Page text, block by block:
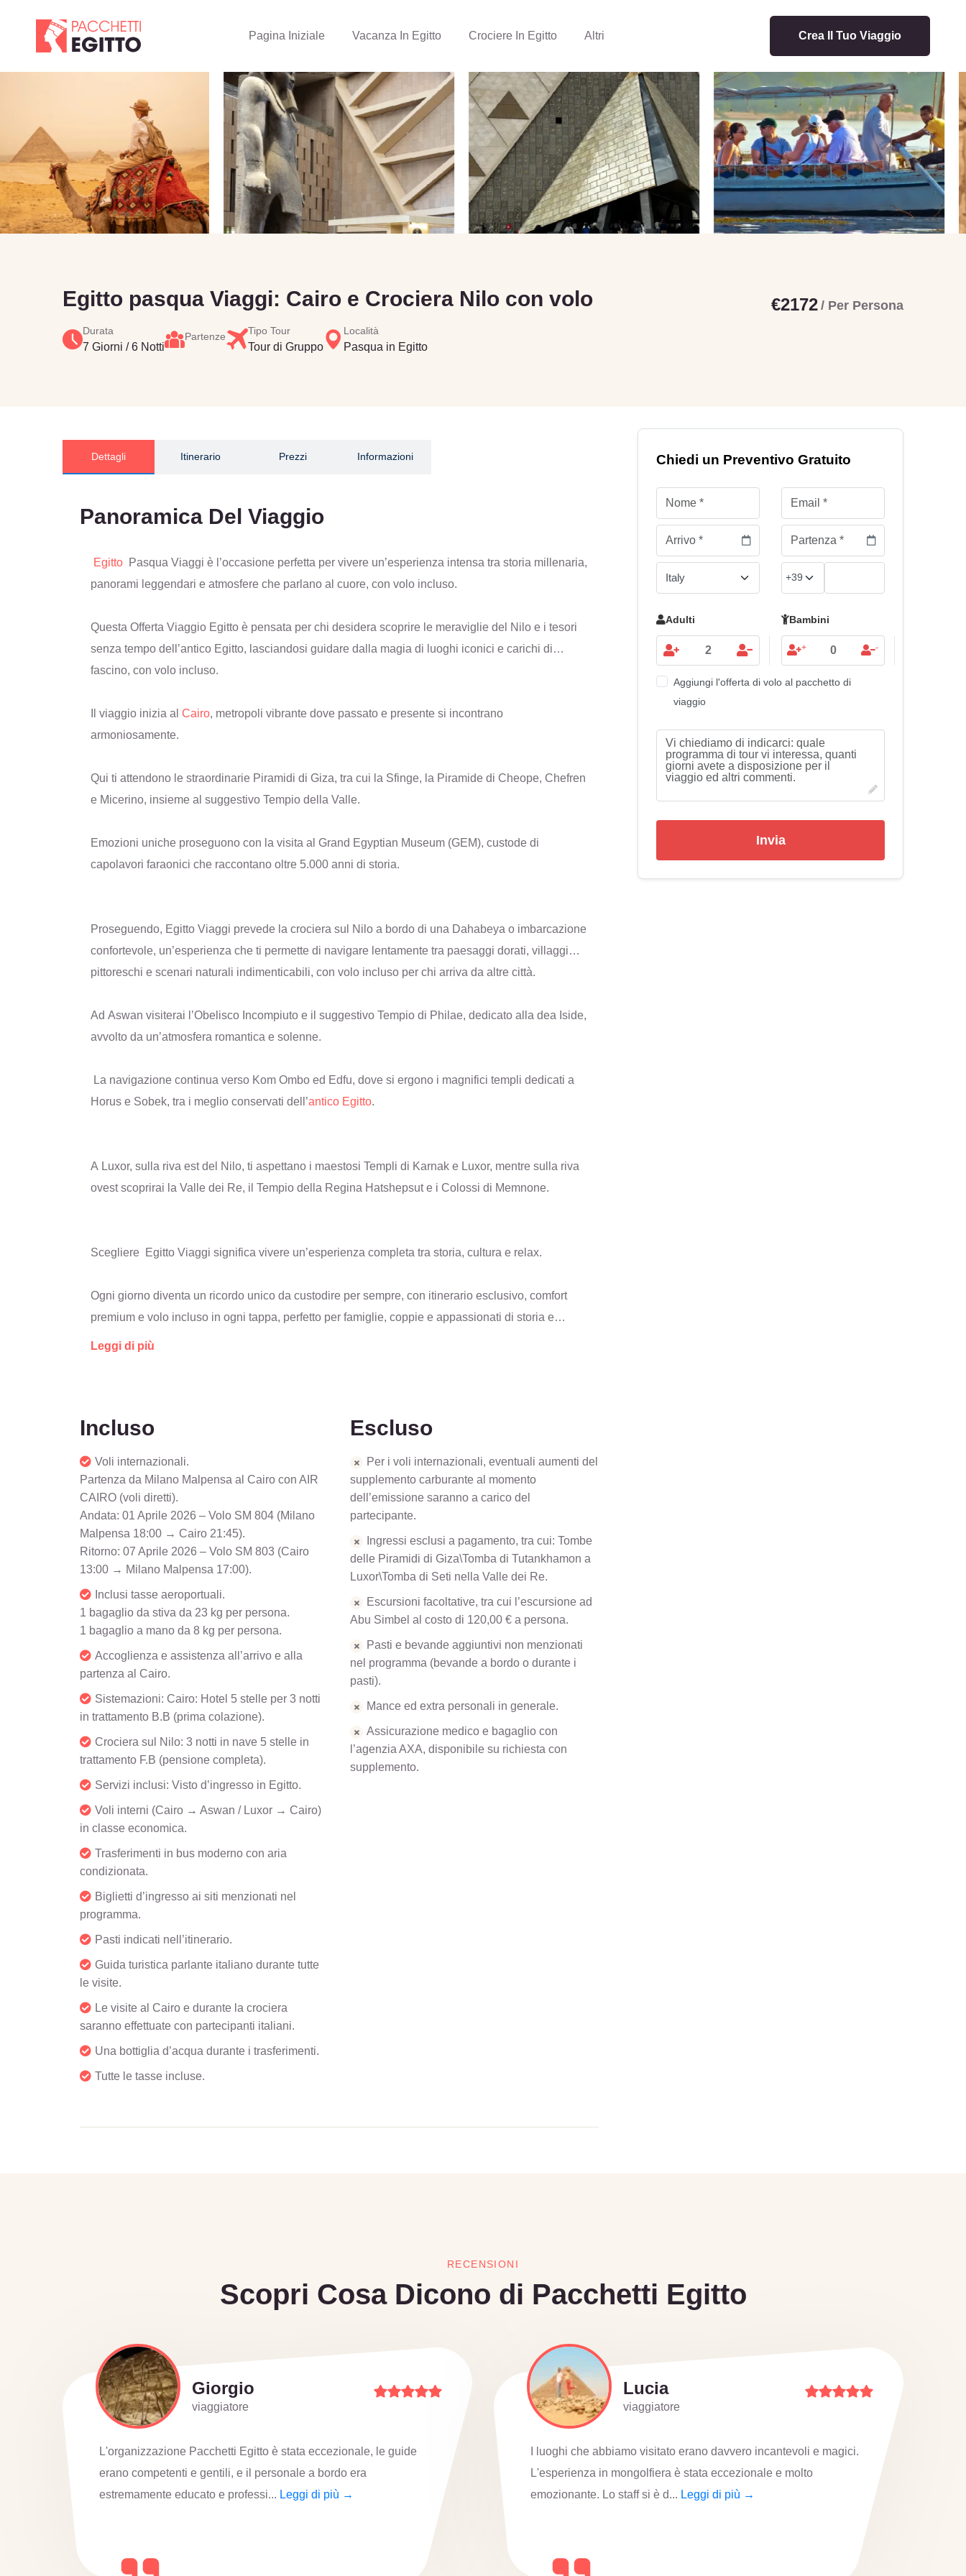
Pagina Iniziale Vacanza In Egitto Crociere In Egitto Altri Crea Il Tuo Viaggio
Egitto pasqua Viaggi: Cairo e Crociera Nilo con volo €2172 / Per Persona
Durata
7 Giorni / 6 Notti
Partenze Tipo Tour
Tour di Gruppo
Località
Pasqua in Egitto
Dettagli Itinerario Prezzi Informazioni
Panoramica Del Viaggio
Egitto Pasqua Viaggi è l’occasione perfetta per vivere un’esperienza intensa tra storia millenaria,
panorami leggendari e atmosfere che parlano al cuore, con volo incluso.
Questa Offerta Viaggio Egitto è pensata per chi desidera scoprire le meraviglie del Nilo e i tesori
senza tempo dell’antico Egitto, lasciandosi guidare dalla magia di luoghi iconici e carichi di
fascino, con volo incluso.
Il viaggio inizia al Cairo, metropoli vibrante dove passato e presente si incontrano
armoniosamente.
Qui ti attendono le straordinarie Piramidi di Giza, tra cui la Sfinge, la Piramide di Cheope, Chefren
e Micerino, insieme al suggestivo Tempio della Valle.
Emozioni uniche proseguono con la visita al Grand Egyptian Museum (GEM), custode di
capolavori faraonici che raccontano oltre 5.000 anni di storia.
Proseguendo, Egitto Viaggi prevede la crociera sul Nilo a bordo di una Dahabeya o imbarcazione
confortevole, un’esperienza che ti permette di navigare lentamente tra paesaggi dorati, villaggi
pittoreschi e scenari naturali indimenticabili, con volo incluso per chi arriva da altre città.
Ad Aswan visiterai l’Obelisco Incompiuto e il suggestivo Tempio di Philae, dedicato alla dea Iside,
avvolto da un’atmosfera romantica e solenne.
La navigazione continua verso Kom Ombo ed Edfu, dove si ergono i magnifici templi dedicati a
Horus e Sobek, tra i meglio conservati dell’antico Egitto.
A Luxor, sulla riva est del Nilo, ti aspettano i maestosi Templi di Karnak e Luxor, mentre sulla riva
ovest scoprirai la Valle dei Re, il Tempio della Regina Hatshepsut e i Colossi di Memnone.
Scegliere Egitto Viaggi significa vivere un’esperienza completa tra storia, cultura e relax.
Ogni giorno diventa un ricordo unico da custodire per sempre, con itinerario esclusivo, comfort
premium e volo incluso in ogni tappa, perfetto per famiglie, coppie e appassionati di storia e
paesaggi mozzafiato.
Leggi di più
Incluso
Voli internazionali.
Partenza da Milano Malpensa al Cairo con AIR
CAIRO (voli diretti).
Andata: 01 Aprile 2026 – Volo SM 804 (Milano
Malpensa 18:00 → Cairo 21:45).
Ritorno: 07 Aprile 2026 – Volo SM 803 (Cairo
13:00 → Milano Malpensa 17:00).
Inclusi tasse aeroportuali.
1 bagaglio da stiva da 23 kg per persona.
1 bagaglio a mano da 8 kg per persona.
Accoglienza e assistenza all’arrivo e alla
partenza al Cairo.
Sistemazioni: Cairo: Hotel 5 stelle per 3 notti
in trattamento B.B (prima colazione).
Crociera sul Nilo: 3 notti in nave 5 stelle in
trattamento F.B (pensione completa).
Servizi inclusi: Visto d’ingresso in Egitto.
Voli interni (Cairo → Aswan / Luxor → Cairo)
in classe economica.
Trasferimenti in bus moderno con aria
condizionata.
Biglietti d’ingresso ai siti menzionati nel
programma.
Pasti indicati nell’itinerario.
Guida turistica parlante italiano durante tutte
le visite.
Le visite al Cairo e durante la crociera
saranno effettuate con partecipanti italiani.
Una bottiglia d’acqua durante i trasferimenti.
Tutte le tasse incluse.
Escluso
Per i voli internazionali, eventuali aumenti del
supplemento carburante al momento
dell’emissione saranno a carico del
partecipante.
Ingressi esclusi a pagamento, tra cui: Tombe
delle Piramidi di Giza\Tomba di Tutankhamon a
Luxor\Tomba di Seti nella Valle dei Re.
Escursioni facoltative, tra cui l’escursione ad
Abu Simbel al costo di 120,00 € a persona.
Pasti e bevande aggiuntivi non menzionati
nel programma (bevande a bordo o durante i
pasti).
Mance ed extra personali in generale.
Assicurazione medico e bagaglio con
l’agenzia AXA, disponibile su richiesta con
supplemento.
Chiedi un Preventivo Gratuito
Adulti Bambini
+ -
Aggiungi l'offerta di volo al pacchetto di
viaggio
Invia
RECENSIONI
Scopri Cosa Dicono di Pacchetti Egitto
Lucia
viaggiatore
I luoghi che abbiamo visitato erano davvero incantevoli e magici.
L'esperienza in mongolfiera è stata eccezionale e molto
emozionante. Lo staff si è d... Leggi di più →
Sofia
viaggiatore
Ho vissuto tre esperienze incredibili in un unico viaggio!
Abbiamo iniziato con l'energia del Cairo, esplorando le
meraviglie dell'antico Egitto. Poi,... Leggi di più →